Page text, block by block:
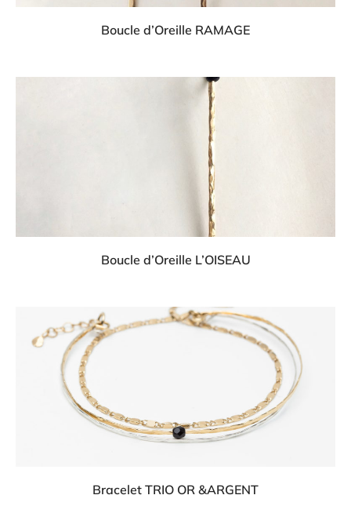
Boucle d’Oreille RAMAGE
Boucle d’Oreille L’OISEAU
Bracelet TRIO OR &ARGENT